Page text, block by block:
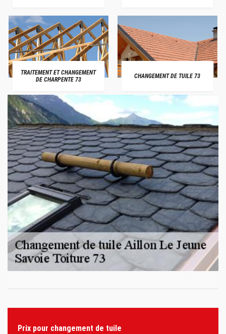
TRAITEMENT ET CHANGEMENT
DE CHARPENTE 73
CHANGEMENT DE TUILE 73
Prix pour changement de tuile